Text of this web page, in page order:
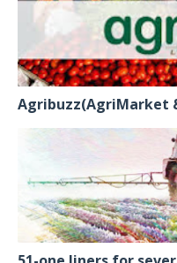
Agribuzz(AgriMarket